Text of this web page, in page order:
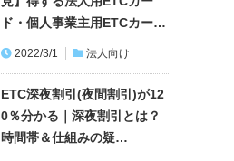
ド・個人事業主用ETCカー…
2022/3/1 法人向け
ETC深夜割引(夜間割引)が12
0％分かる｜深夜割引とは？
時間帯＆仕組みの疑…